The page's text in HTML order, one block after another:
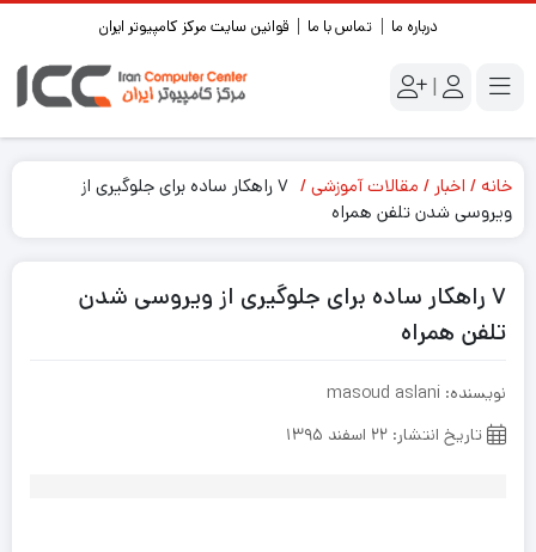
درباره ما تماس با ما قوانین سایت مرکز کامپیوتر ایران
|
خانه اخبار مقالات آموزشی
۷ راهکار ساده برای جلوگیری از
ویروسی شدن تلفن همراه
۷ راهکار ساده برای جلوگیری از ویروسی شدن
تلفن همراه
نویسنده: masoud aslani
تاریخ انتشار: ۲۲ اسفند ۱۳۹۵